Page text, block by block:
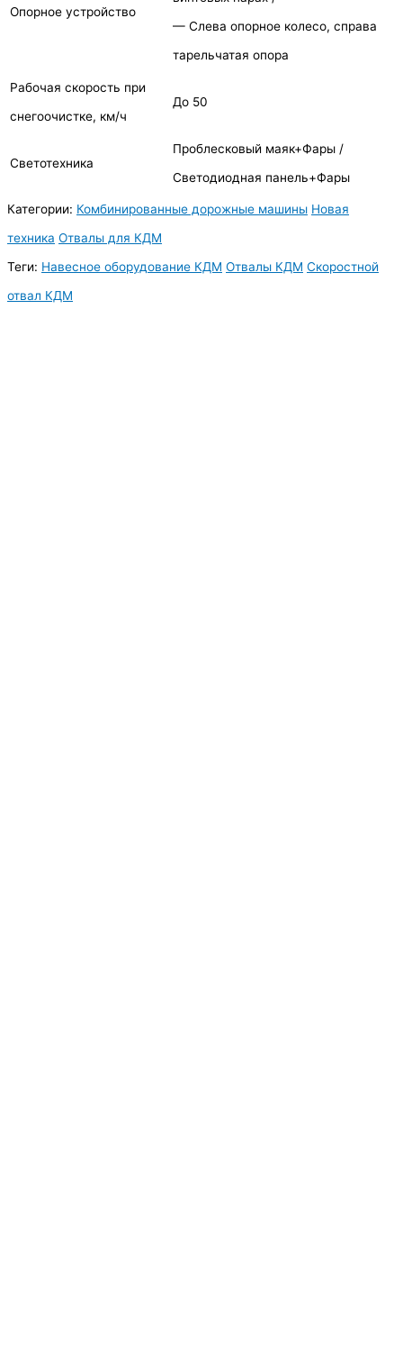
Опорное устройство
— Слева опорное колесо, справа
тарельчатая опора
Рабочая скорость при
снегоочистке, км/ч
До 50
Светотехника
Проблесковый маяк+Фары /
Светодиодная панель+Фары
Категории: Комбинированные дорожные машины Новая
техника Отвалы для КДМ
Теги: Навесное оборудование КДМ Отвалы КДМ Скоростной
отвал КДМ